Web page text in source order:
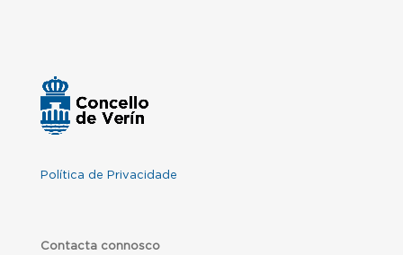
Política de Privacidade
Contacta connosco